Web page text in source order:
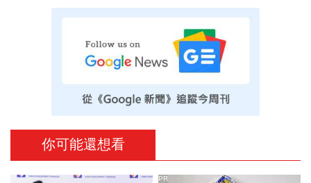
你可能還想看
PR